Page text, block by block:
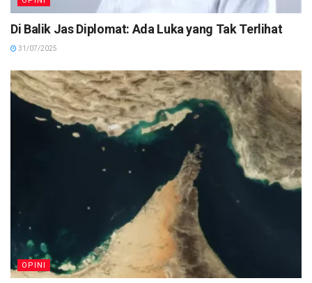
Di Balik Jas Diplomat: Ada Luka yang Tak Terlihat
31/07/2025
OPINI